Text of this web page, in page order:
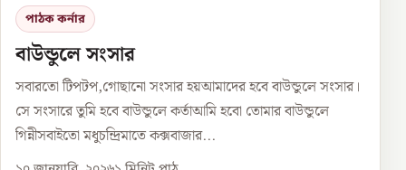
পাঠক কর্নার
বাউন্ডুলে সংসার
সবারতো টিপটপ,গোছানো সংসার হয়আমাদের হবে বাউন্ডুলে সংসার।
সে সংসারে তুমি হবে বাউন্ডুলে কর্তাআমি হবো তোমার বাউন্ডুলে
গিন্নীসবাইতো মধুচন্দ্রিমাতে কক্সবাজার...